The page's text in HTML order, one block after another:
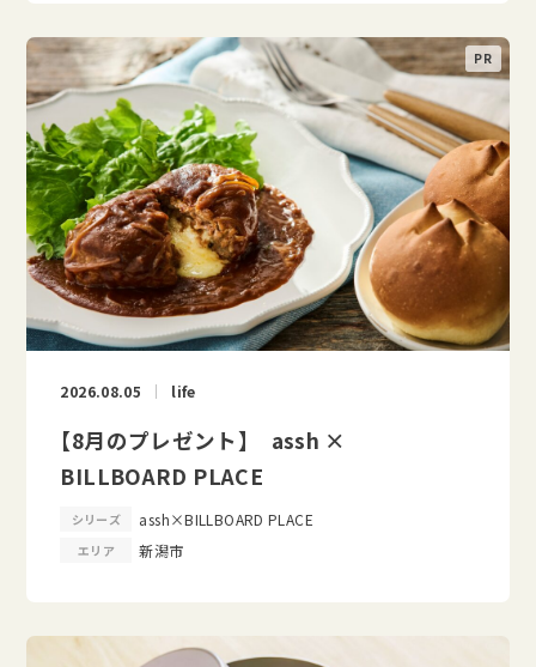
2026.08.05 life
【8月のプレゼント】 assh ×
BILLBOARD PLACE
シリーズ assh×BILLBOARD PLACE
エリア 新潟市